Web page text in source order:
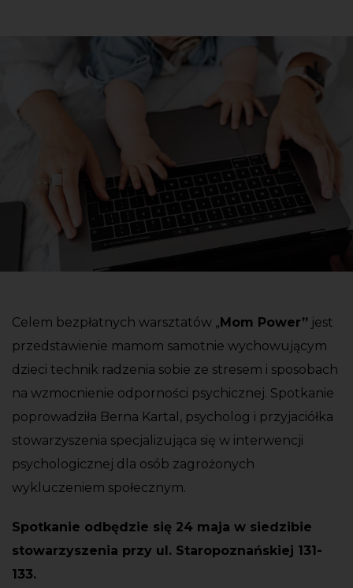
Celem bezpłatnych warsztatów „Mom Power” jest
przedstawienie mamom samotnie wychowującym
dzieci technik radzenia sobie ze stresem i sposobach
na wzmocnienie odporności psychicznej. Spotkanie
poprowadziła Berna Kartal, psycholog i przyjaciółka
stowarzyszenia specjalizująca się w interwencji
psychologicznej dla osób zagrożonych
wykluczeniem społecznym.
Spotkanie odbędzie się 24 maja w siedzibie
stowarzyszenia przy ul. Staropoznańskiej 131-
133.